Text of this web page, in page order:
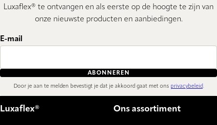
Luxaflex® te ontvangen en als eerste op de hoogte te zijn van
onze nieuwste producten en aanbiedingen.
E-mail
ABONNEREN
Door je aan te melden bevestigt je dat je akkoord gaat met ons privacybeleid.
Luxaflex® Ons assortiment